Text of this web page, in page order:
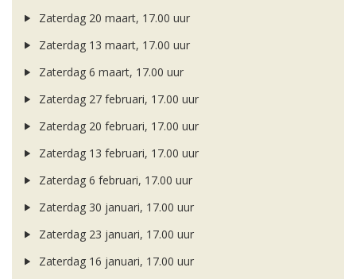
Zaterdag 20 maart, 17.00 uur
Zaterdag 13 maart, 17.00 uur
Zaterdag 6 maart, 17.00 uur
Zaterdag 27 februari, 17.00 uur
Zaterdag 20 februari, 17.00 uur
Zaterdag 13 februari, 17.00 uur
Zaterdag 6 februari, 17.00 uur
Zaterdag 30 januari, 17.00 uur
Zaterdag 23 januari, 17.00 uur
Zaterdag 16 januari, 17.00 uur